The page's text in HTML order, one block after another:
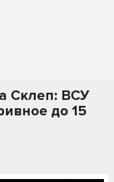
Склеп: ВСУ
до 15